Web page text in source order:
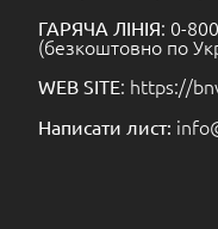
ГАРЯЧА ЛІНІЯ: 0-
(безкоштовно по
WEB SITE: https://
Написати лист: